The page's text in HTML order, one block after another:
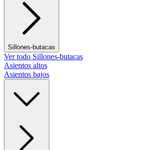
Sillones-butacas
Ver todo Sillones-butacas
Asientos altos
Asientos bajos